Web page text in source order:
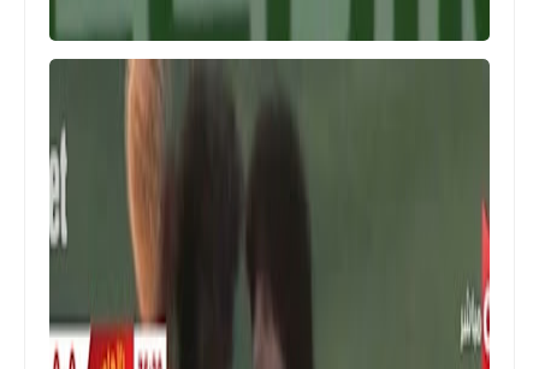
3 تغييرات فى تشكيلة هجومية لمنتخب
مصر امام موريتانيا